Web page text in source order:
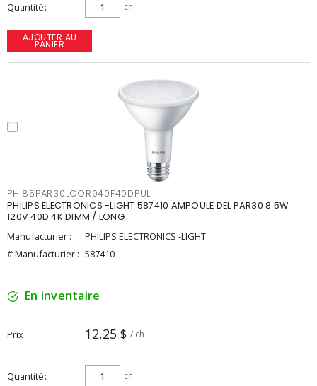
Quantité ch
AJOUTER AU
PANIER
PHI85PAR30LCOR940F40DPUL
PHILIPS ELECTRONICS -LIGHT 587410 AMPOULE DEL PAR30 8.5W
120V 40D 4K DIMM / LONG
Manufacturier :
PHILIPS ELECTRONICS -LIGHT
# Manufacturier : 587410
En inventaire
Prix 12,25 $ / ch
Quantité ch